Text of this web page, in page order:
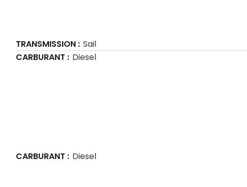
TRANSMISSION
Sail
CARBURANT
Diesel
CARBURANT Diesel